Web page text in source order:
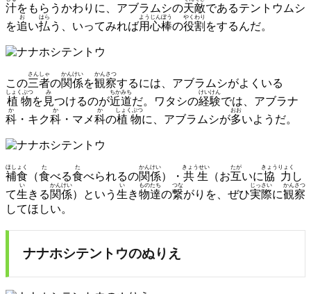
汁をもらうかわりに、アブラムシの天敵であるテントウムシ
を追
お
い払
はら
う、いってみれば用心棒
ようじんぼう
の役割
やくわり
をするんだ。
この三者
さんしゃ
の関係
かんけい
を観察
かんさつ
するには、アブラムシがよくいる
植物
しょくぶつ
を 見
み
つけるのが近道
ちかみち
だ。ワタシの経験
けいけん
では、アブラナ
科
か
・キク科
か
・マメ科
か
の植物
しょくぶつ
に、アブラムシが多
おお
いようだ。
補食
ほしょく
（食
た
べる食
た
べられるの関係
かんけい
）・ 共生
きょうせい
（お互
たが
いに協力
きょうりょく
し
て生
い
きる関係
かんけい
）という 生
い
き物
もの
達
たち
の繋
つな
がりを、ぜひ実際
じっさい
に観察
かんさつ
してほしい。
ナナホシテントウのぬりえ